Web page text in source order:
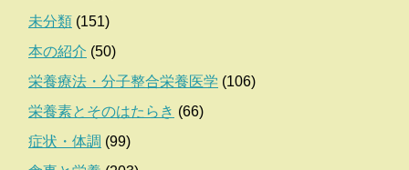
未分類 (151)
本の紹介 (50)
栄養療法・分子整合栄養医学 (106)
栄養素とそのはたらき (66)
症状・体調 (99)